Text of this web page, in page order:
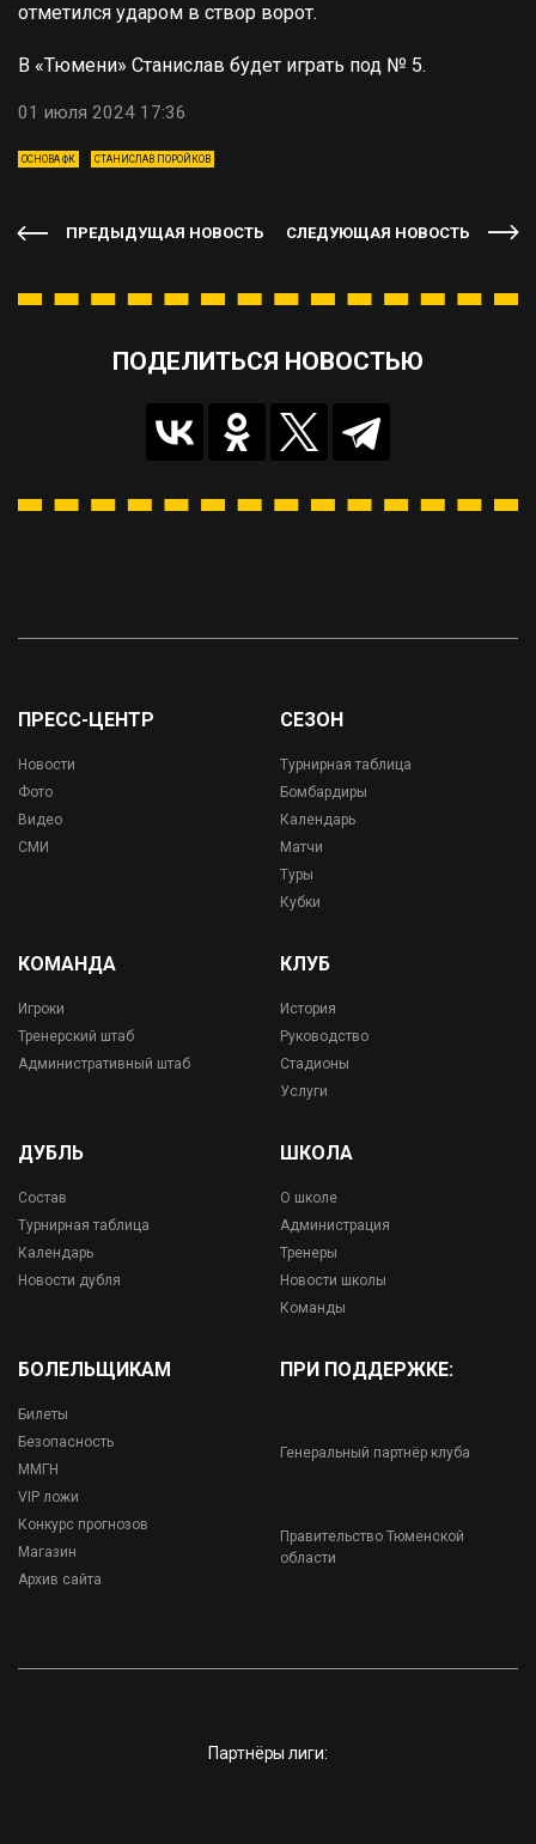
отметился ударом в створ ворот.
В «Тюмени» Станислав будет играть под № 5.
01 июля 2024 17:36
ОСНОВА ФК СТАНИСЛАВ ПОРОЙКОВ
ПРЕДЫДУЩАЯ НОВОСТЬ СЛЕДУЮЩАЯ НОВОСТЬ
ПОДЕЛИТЬСЯ НОВОСТЬЮ
ПРЕСС-ЦЕНТР
Новости
Фото
Видео
СМИ
СЕЗОН
Турнирная таблица
Бомбардиры
Календарь
Матчи
Туры
Кубки
КОМАНДА
Игроки
Тренерский штаб
Административный штаб
КЛУБ
История
Руководство
Стадионы
Услуги
ДУБЛЬ
Состав
Турнирная таблица
Календарь
Новости дубля
ШКОЛА
О школе
Администрация
Тренеры
Новости школы
Команды
БОЛЕЛЬЩИКАМ
Билеты
Безопасность
ММГН
VIP ложи
Конкурс прогнозов
Магазин
Архив сайта
ПРИ ПОДДЕРЖКЕ:
Генеральный партнёр клуба
Правительство Тюменской
области
Партнёры лиги: